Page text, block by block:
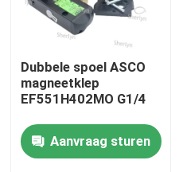
fabriekstour
Kwaliteitscontrole
Neem contact met ons op
Dubbele spoel ASCO
magneetklep
EF551H402MO G1/4
Aanvraag sturen